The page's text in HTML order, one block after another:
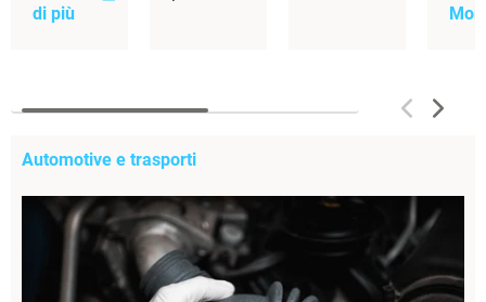
di più
Automotive e trasporti